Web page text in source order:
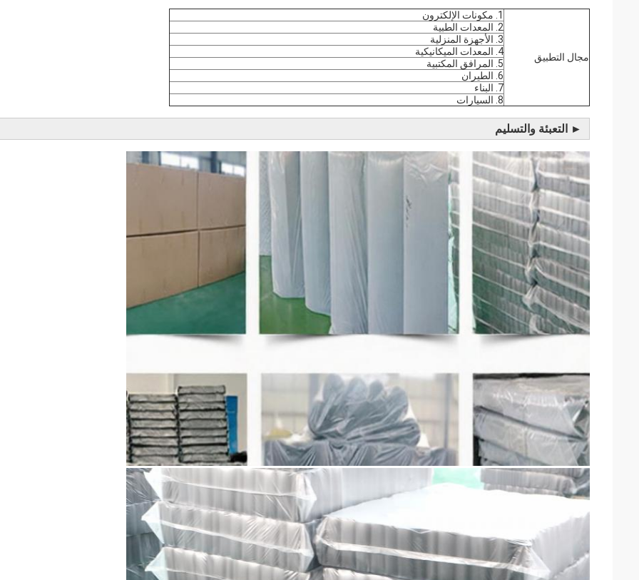
مجال التطبيق
1. مكونات الإلكترون
2. المعدات الطبية
3. الأجهزة المنزلية
4. المعدات الميكانيكية
5. المرافق المكتبية
6. الطيران
7. البناء
8. السيارات
► التعبئة والتسليم